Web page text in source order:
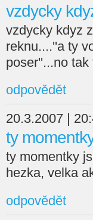
vzdycky
vzdycky kdyz
reknu....''a ty
poser''...no
odpovědět
20.3.2007 |
ty
ty momentky
hezka, velka
odpovědět